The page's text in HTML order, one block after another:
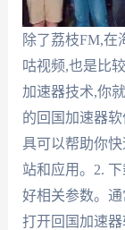
除了荔枝FM,在
咕视频,也是比
加速器技术,你
的回国加速器
具可以帮助你
站和应用。2.
好相关参数。
打开回国加速